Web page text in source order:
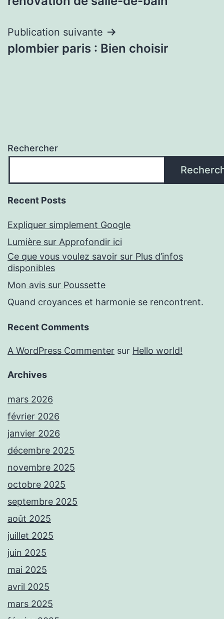
Publication suivante
plombier paris : Bien choisir
Rechercher
Recent Posts
Expliquer simplement Google
Lumière sur Approfondir ici
Ce que vous voulez savoir sur Plus d’infos
disponibles
Mon avis sur Poussette
Quand croyances et harmonie se rencontrent.
Recent Comments
A WordPress Commenter sur Hello world!
Archives
mars 2026
février 2026
janvier 2026
décembre 2025
novembre 2025
octobre 2025
septembre 2025
août 2025
juillet 2025
juin 2025
mai 2025
avril 2025
mars 2025